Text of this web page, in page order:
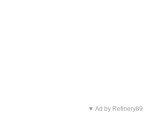
▼ Ad by Refinery89